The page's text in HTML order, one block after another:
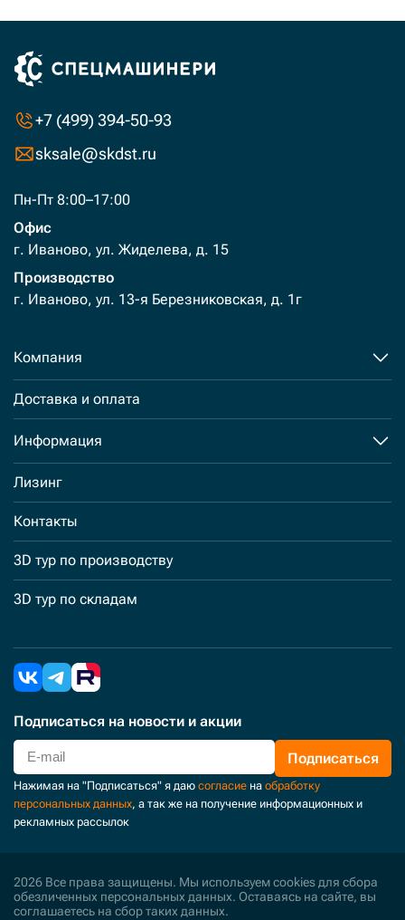
+7 (499) 394-50-93
sksale@skdst.ru
Пн-Пт 8:00–17:00
Офис
г. Иваново, ул. Жиделева, д. 15
Производство
г. Иваново, ул. 13-я Березниковская, д. 1г
Компания
Доставка и оплата
Информация
Лизинг
Контакты
3D тур по производству
3D тур по складам
Подписаться на новости и акции
Подписаться
Нажимая на "Подписаться" я даю согласие на обработку
персональных данных, а так же на получение информационных и
рекламных рассылок
2026 Все права защищены. Мы используем cookies для сбора
обезличенных персональных данных. Оставаясь на сайте, вы
соглашаетесь на сбор таких данных.